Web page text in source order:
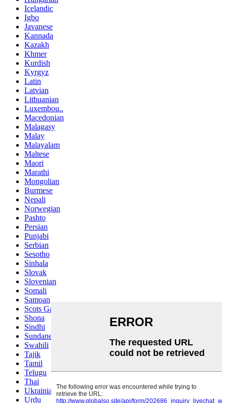
Icelandic
Igbo
Javanese
Kannada
Kazakh
Khmer
Kurdish
Kyrgyz
Latin
Latvian
Lithuanian
Luxembou..
Macedonian
Malagasy
Malay
Malayalam
Maltese
Maori
Marathi
Mongolian
Burmese
Nepali
Norwegian
Pashto
Persian
Punjabi
Serbian
Sesotho
Sinhala
Slovak
Slovenian
Somali
Samoan
Scots Gaelic
Shona
Sindhi
Sundanese
Swahili
Tajik
Tamil
Telugu
Thai
Ukrainian
Urdu